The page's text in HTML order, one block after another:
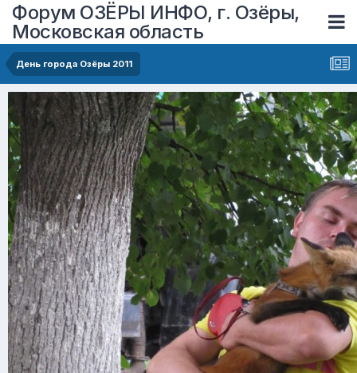
Форум ОЗЁРЫ ИНФО, г. Озёры,
Московская область
День города Озёры 2011